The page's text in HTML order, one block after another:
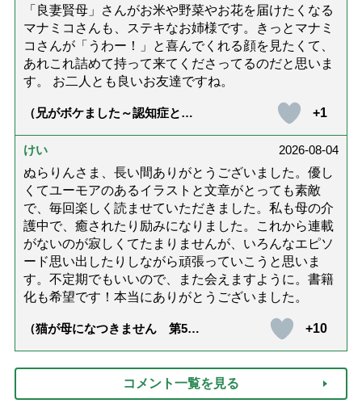
「良妻賢母」さんがお米や野菜やお花を届けたくなる
マナミコさんも、ステキなお姉様です。きっとマナミ
コさんが「うわー！」と喜んでくれる顔を見たくて、
あれこれ詰めて持って来てくださってるのだと思いま
す。 お二人とも良いお友達ですね。
（兄がボケました～認知症と介
達』が届きました」）
+1
けい
2026-08-04
ぬらりんさま、長い間ありがとうございました。優し
くてユーモアのあるイラストと文章がとっても素敵
で、毎回楽しく読ませていただきました。私も母の介
護中で、癒されたり励みになりました。これから連載
がないのが寂しくてたまりませんが、いろんなエピソ
ード思い出したりしながら頑張っていこうと思いま
す。不定期でもいいので、また会えますように。書籍
化も希望です！本当にありがとうございました。
（猫が母になつきません 第500
+10
コメント一覧を見る